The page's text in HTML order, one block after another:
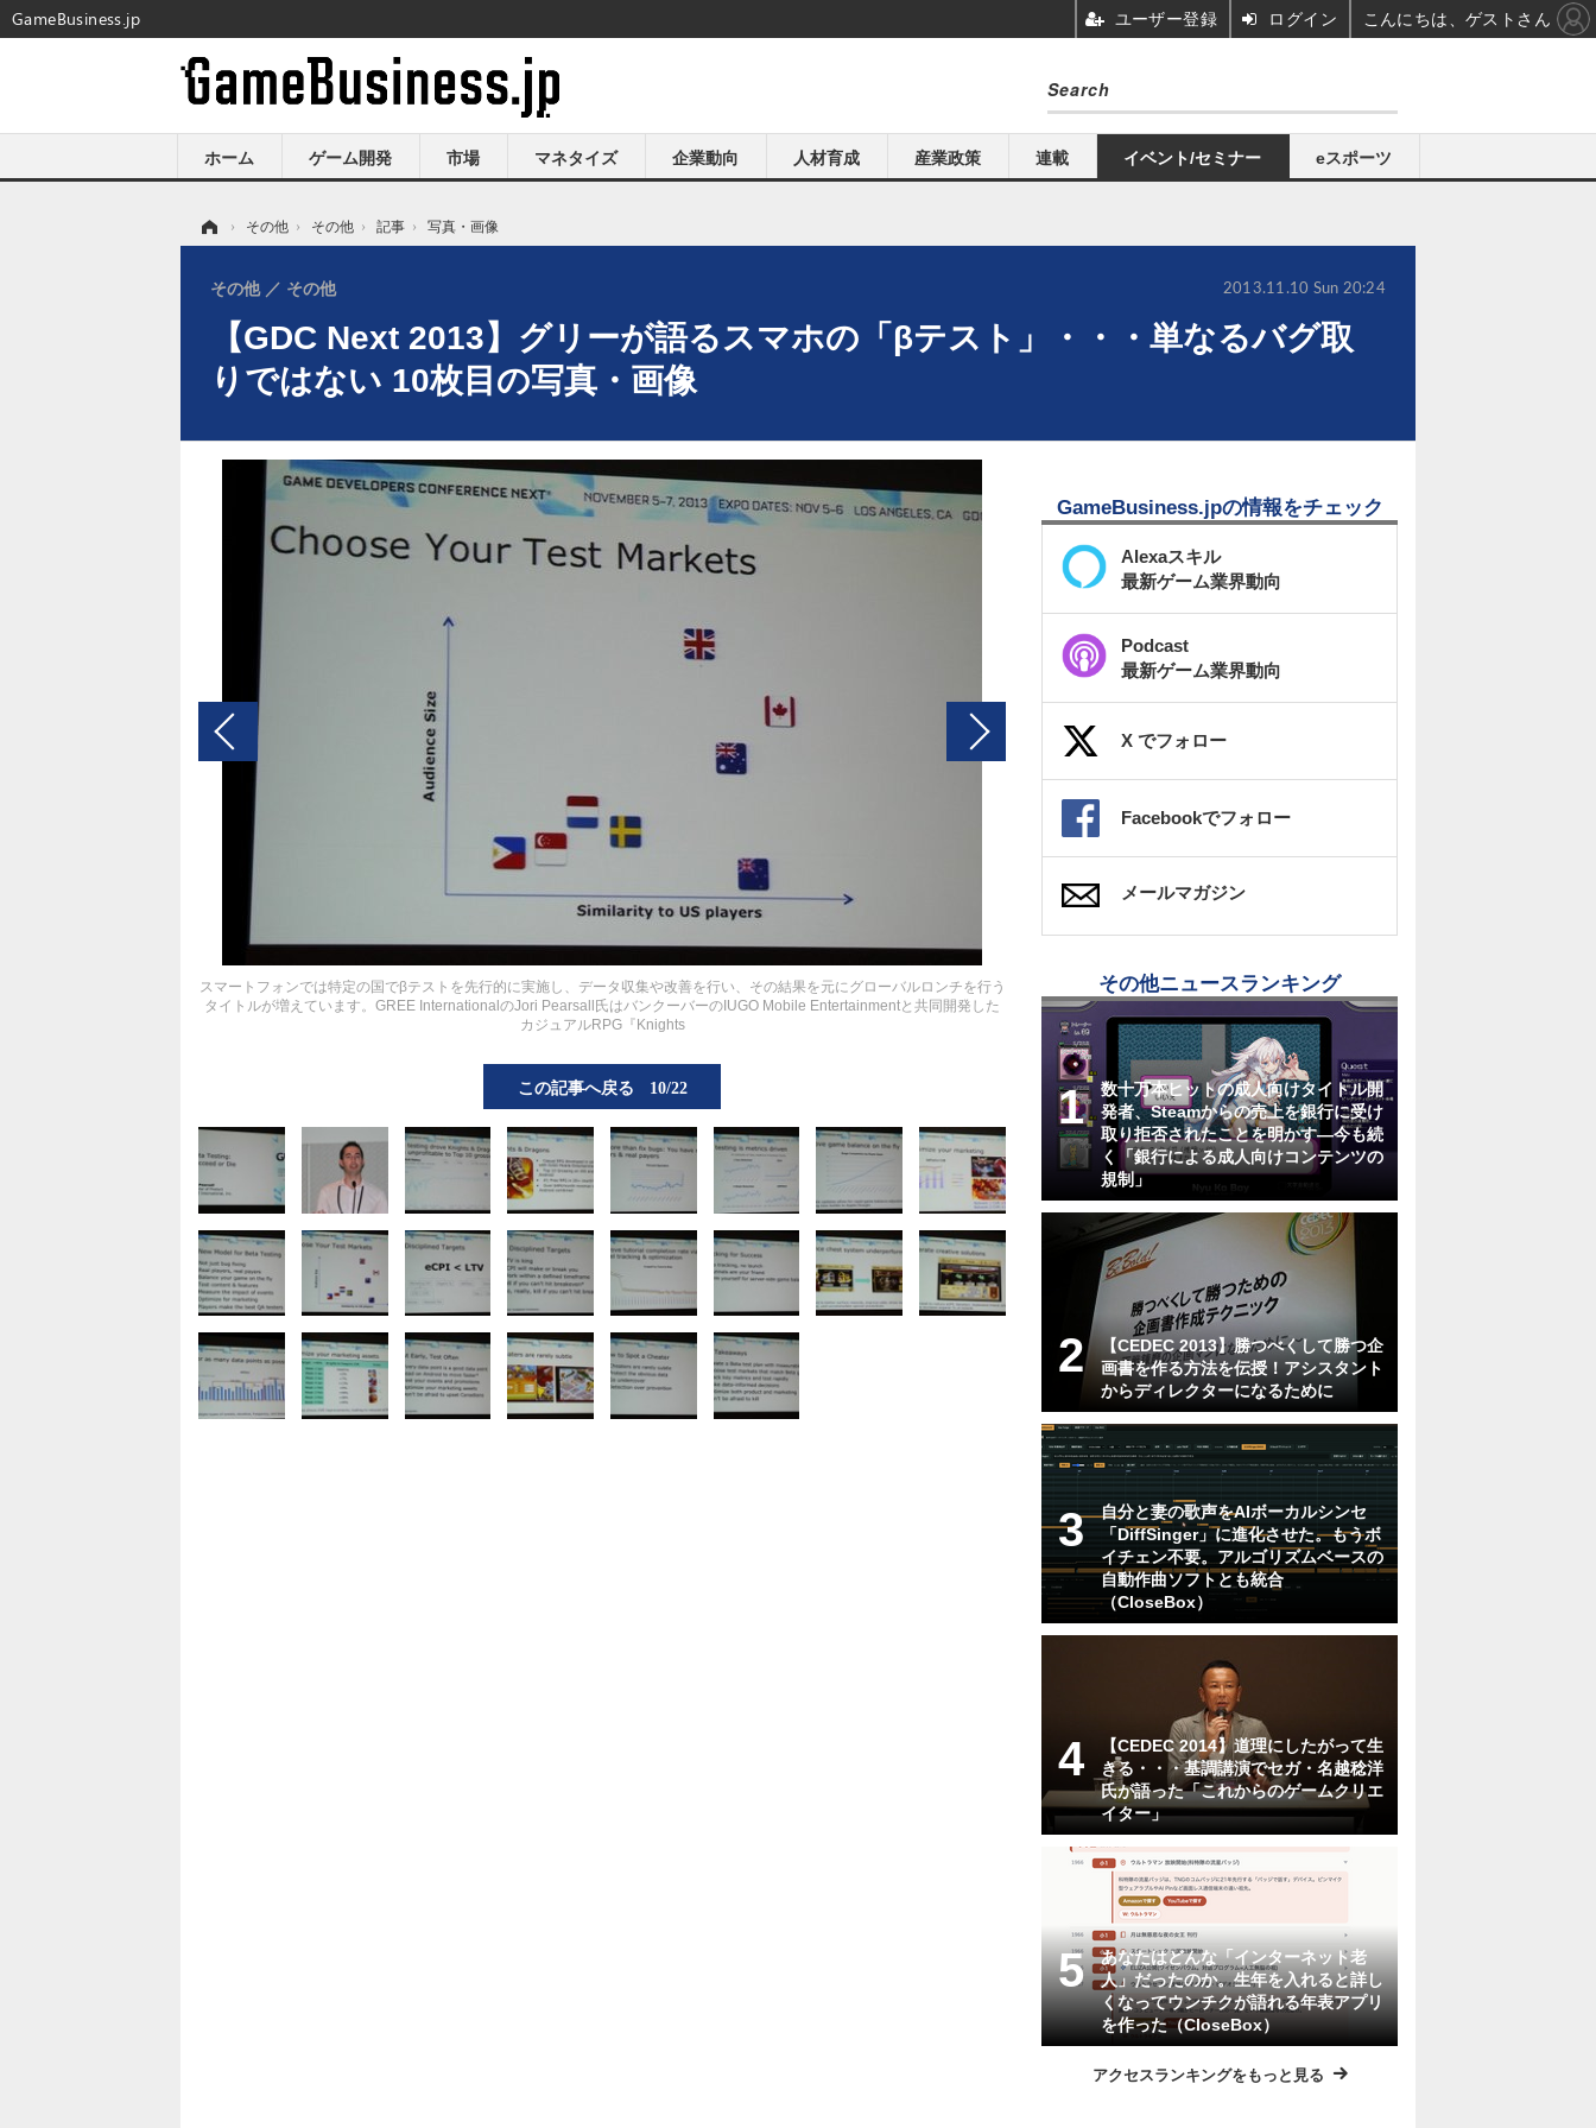
ホーム ゲーム開発 市場 マネタイズ 企業動向 人材育成 産業政策 連載 イベント/セミナー eスポーツ
› その他 › その他 › 記事 › 写真・画像
【GDC Next 2013】グリーが語るスマホの「βテスト」・・・単なるバグ取
りではない 10枚目の写真・画像
その他 その他 2013.11.10 Sun 20:24
スマートフォンでは特定の国でβテストを先行的に実施し、データ収集や改善を行い、その結果を元にグローバルロンチを行う
タイトルが増えています。GREE InternationalのJori Pearsall氏はバンクーバーのIUGO Mobile Entertainmentと共同開発した
カジュアルRPG『Knights
この記事へ戻る 10/22
GameBusiness.jpの情報をチェック
Alexaスキル
最新ゲーム業界動向
Podcast
最新ゲーム業界動向
X でフォロー
Facebookでフォロー
メールマガジン
その他ニュースランキング
数十万本ヒットの成人向けタイトル開
発者、Steamからの売上を銀行に受け
取り拒否されたことを明かす―今も続
く「銀行による成人向けコンテンツの
規制」
【CEDEC 2013】勝つべくして勝つ企
画書を作る方法を伝授！アシスタント
からディレクターになるために
自分と妻の歌声をAIボーカルシンセ
「DiffSinger」に進化させた。もうボ
イチェン不要。アルゴリズムベースの
自動作曲ソフトとも統合
（CloseBox）
【CEDEC 2014】道理にしたがって生
きる・・・基調講演でセガ・名越稔洋
氏が語った「これからのゲームクリエ
イター」
あなたはどんな「インターネット老
人」だったのか。生年を入れると詳し
くなってウンチクが語れる年表アプリ
を作った（CloseBox）
アクセスランキングをもっと見る
GameBusiness.jp ユーザー登録 ログイン こんにちは、ゲストさん